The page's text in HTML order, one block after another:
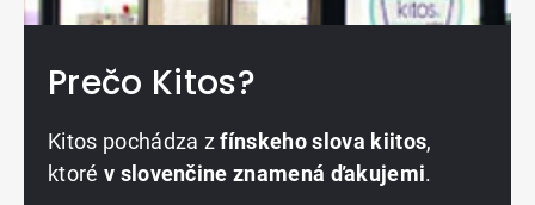
Prečo Kitos?
Kitos pochádza zfínskeho slova kiitos,
ktoré v slovenčine znamená ďakujemi.